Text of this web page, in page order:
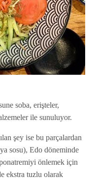
soba, erişteler,
ile sunuluyor.
şey ise bu parçalardan
sosu), Edo döneminde
önlemek için
ekstra tuzlu olarak